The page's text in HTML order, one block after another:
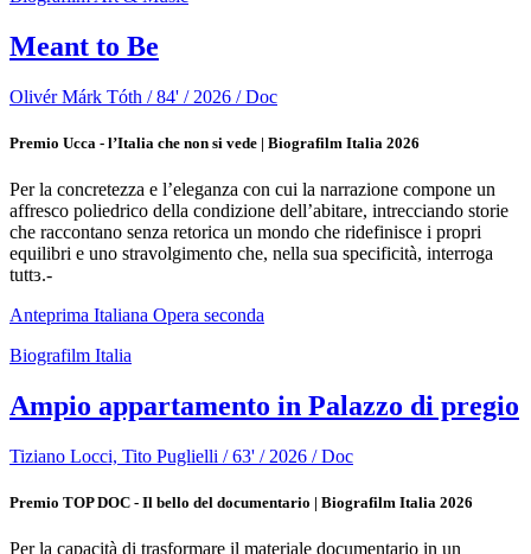
Meant to Be
Olivér Márk Tóth / 84' / 2026 / Doc
Premio Ucca - l’Italia che non si vede | Biografilm Italia 2026
Per la concretezza e l’eleganza con cui la narrazione compone un
affresco poliedrico della condizione dell’abitare, intrecciando storie
che raccontano senza retorica un mondo che ridefinisce i propri
equilibri e uno stravolgimento che, nella sua specificità, interroga
tuttɜ.-
Anteprima Italiana Opera seconda
Biografilm Italia
Ampio appartamento in Palazzo di pregio
Tiziano Locci, Tito Puglielli / 63' / 2026 / Doc
Premio TOP DOC - Il bello del documentario | Biografilm Italia 2026
Per la capacità di trasformare il materiale documentario in un